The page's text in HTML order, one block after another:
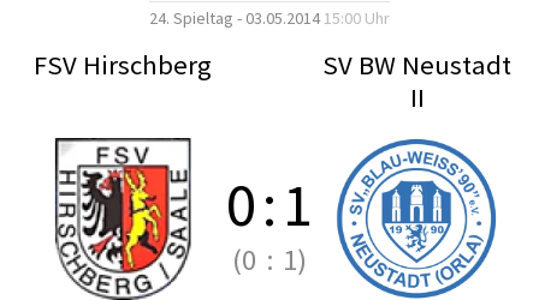
24. Spieltag - 03.05.201415:00 Uhr
FSV Hirschberg
SV BW Neustadt
II
0:1
(0 : 1)